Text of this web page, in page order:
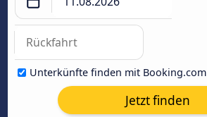
Unterkünfte finden mit Booking.com
Jetzt finden